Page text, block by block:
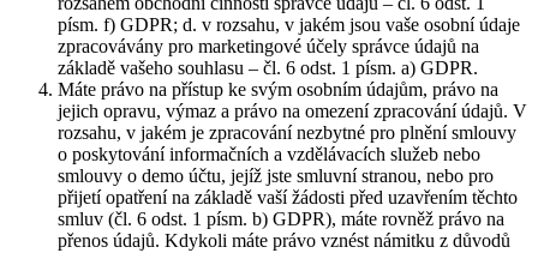
písm. f) GDPR; d. v rozsahu, v jakém jsou vaše osobní údaje
zpracovávány pro marketingové účely správce údajů na
základě vašeho souhlasu – čl. 6 odst. 1 písm. a) GDPR.
Máte právo na přístup ke svým osobním údajům, právo na
jejich opravu, výmaz a právo na omezení zpracování údajů. V
rozsahu, v jakém je zpracování nezbytné pro plnění smlouvy
o poskytování informačních a vzdělávacích služeb nebo
smlouvy o demo účtu, jejíž jste smluvní stranou, nebo pro
přijetí opatření na základě vaší žádosti před uzavřením těchto
smluv (čl. 6 odst. 1 písm. b) GDPR), máte rovněž právo na
přenos údajů. Kdykoli máte právo vznést námitku z důvodů